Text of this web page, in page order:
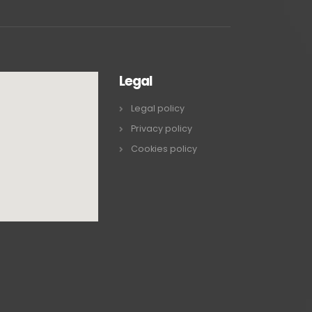
Legal
Legal policy
Privacy policy
Cookies policy